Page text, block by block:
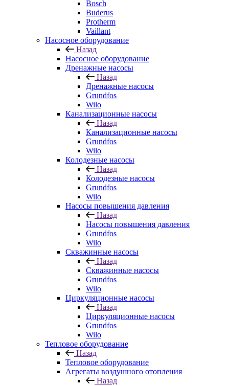
Bosch
Buderus
Protherm
Vaillant
Насосное оборудование
Назад
Насосное оборудование
Дренажные насосы
Назад
Дренажные насосы
Grundfos
Wilo
Канализационные насосы
Назад
Канализационные насосы
Grundfos
Wilo
Колодезные насосы
Назад
Колодезные насосы
Grundfos
Wilo
Насосы повышения давления
Назад
Насосы повышения давления
Grundfos
Wilo
Скважинные насосы
Назад
Скважинные насосы
Grundfos
Wilo
Циркуляционные насосы
Назад
Циркуляционные насосы
Grundfos
Wilo
Тепловое оборудование
Назад
Тепловое оборудование
Агрегаты воздушного отопления
Назад